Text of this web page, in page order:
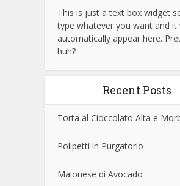
This is just a text box widget
type whatever you want and it
automatically appear here.
huh?
Recent Posts
Torta al Cioccolato Alta e
Polipetti in Purgatorio
Maionese di Avocado